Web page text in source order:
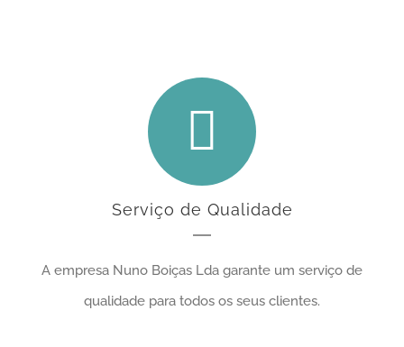
Serviço de Qualidade
A empresa Nuno Boiças Lda garante um serviço de
qualidade para todos os seus clientes.